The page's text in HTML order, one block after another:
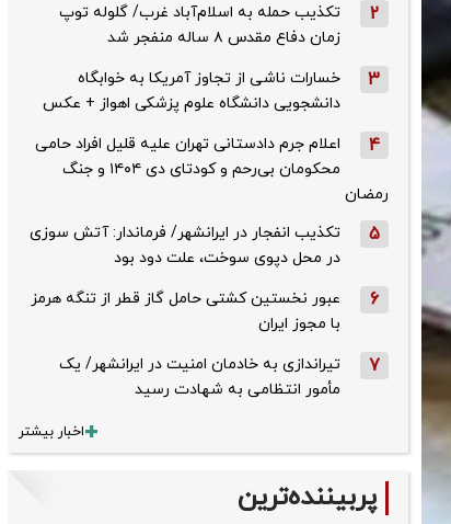
2
تکذیب حمله به اسلام‌آباد غرب/ گلوله توپ
زمان دفاع مقدس ۸ ساله منفجر شد
3
خسارات ناشی از تجاوز آمریکا به خوابگاه
دانشجویی دانشگاه علوم پزشکی اهواز + عکس
4
اعلام جرم دادستانی تهران علیه قلیل افراد حامی
محکومان بی‌رحم و کودتای دی‌ ۱۴۰۴ و جنگ
رمضان
5
تکذیب ‌انفجار در ایرانشهر/ فرماندار: آتش سوزی
در محل دپوی سوخت، علت دود بود
6
عبور نخستین کشتی حامل گاز قطر از تنگه هرمز
با مجوز ایران
7
تیراندازی به خادمان امنیت در ایرانشهر/ یک
مأمور انتظامی به شهادت رسید
اخبار بیشتر
پربیننده‌ترین